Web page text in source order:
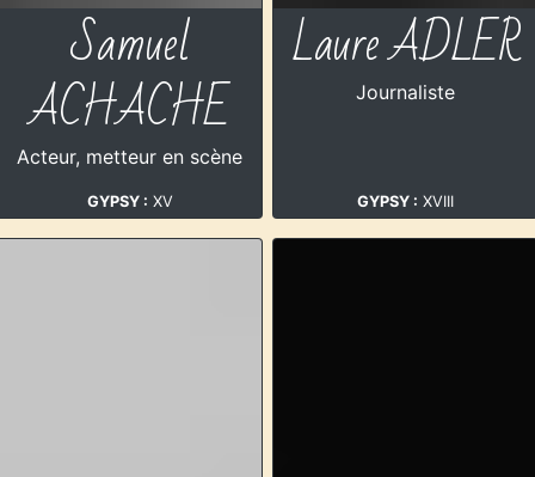
Samuel
ACHACHE
Acteur, metteur en scène
GYPSY : XV
Laure ADLER
Journaliste
GYPSY : XVIII